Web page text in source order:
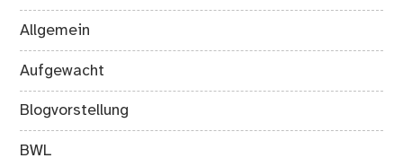
Allgemein
Aufgewacht
Blogvorstellung
BWL